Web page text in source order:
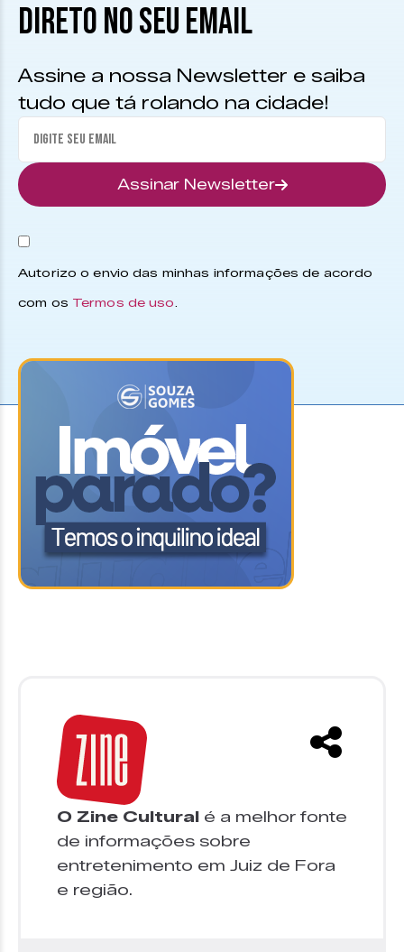
DIRETO NO SEU EMAIL
Assine a nossa Newsletter e saiba
tudo que tá rolando na cidade!
Assinar Newsletter
Autorizo o envio das minhas informações de acordo
com os Termos de uso.
O Zine Cultural é a melhor fonte
de informações sobre
entretenimento em Juiz de Fora
e região.